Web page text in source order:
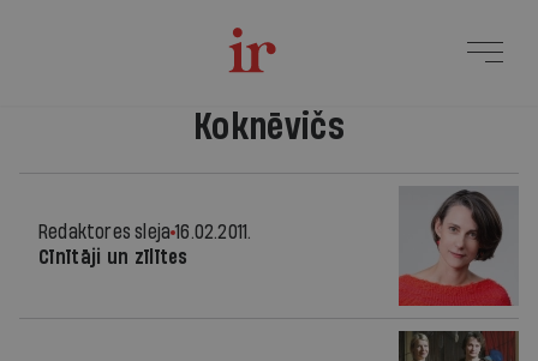
Koknēvičs
Redaktores sleja 16.02.2011.
Cīnītāji un zīlītes